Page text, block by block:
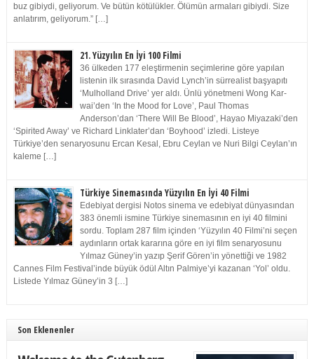
buz gibiydi, geliyorum. Ve bütün kötülükler. Ölümün armaları gibiydi. Size
anlatırım, geliyorum.” […]
21. Yüzyılın En İyi 100 Filmi
36 ülkeden 177 eleştirmenin seçimlerine göre yapılan
listenin ilk sırasında David Lynch’in sürrealist başyapıtı
‘Mulholland Drive’ yer aldı. Ünlü yönetmeni Wong Kar-
wai’den ‘In the Mood for Love’, Paul Thomas
Anderson’dan ‘There Will Be Blood’, Hayao Miyazaki’den
‘Spirited Away’ ve Richard Linklater’dan ‘Boyhood’ izledi. Listeye
Türkiye’den senaryosunu Ercan Kesal, Ebru Ceylan ve Nuri Bilgi Ceylan’ın
kaleme […]
Türkiye Sinemasında Yüzyılın En İyi 40 Filmi
Edebiyat dergisi Notos sinema ve edebiyat dünyasından
383 önemli ismine Türkiye sinemasının en iyi 40 filmini
sordu. Toplam 287 film içinden ‘Yüzyılın 40 Filmi’ni seçen
aydınların ortak kararına göre en iyi film senaryosunu
Yılmaz Güney’in yazıp Şerif Gören’in yönettiği ve 1982
Cannes Film Festival’inde büyük ödül Altın Palmiye’yi kazanan ‘Yol’ oldu.
Listede Yılmaz Güney’in 3 […]
Son Eklenenler